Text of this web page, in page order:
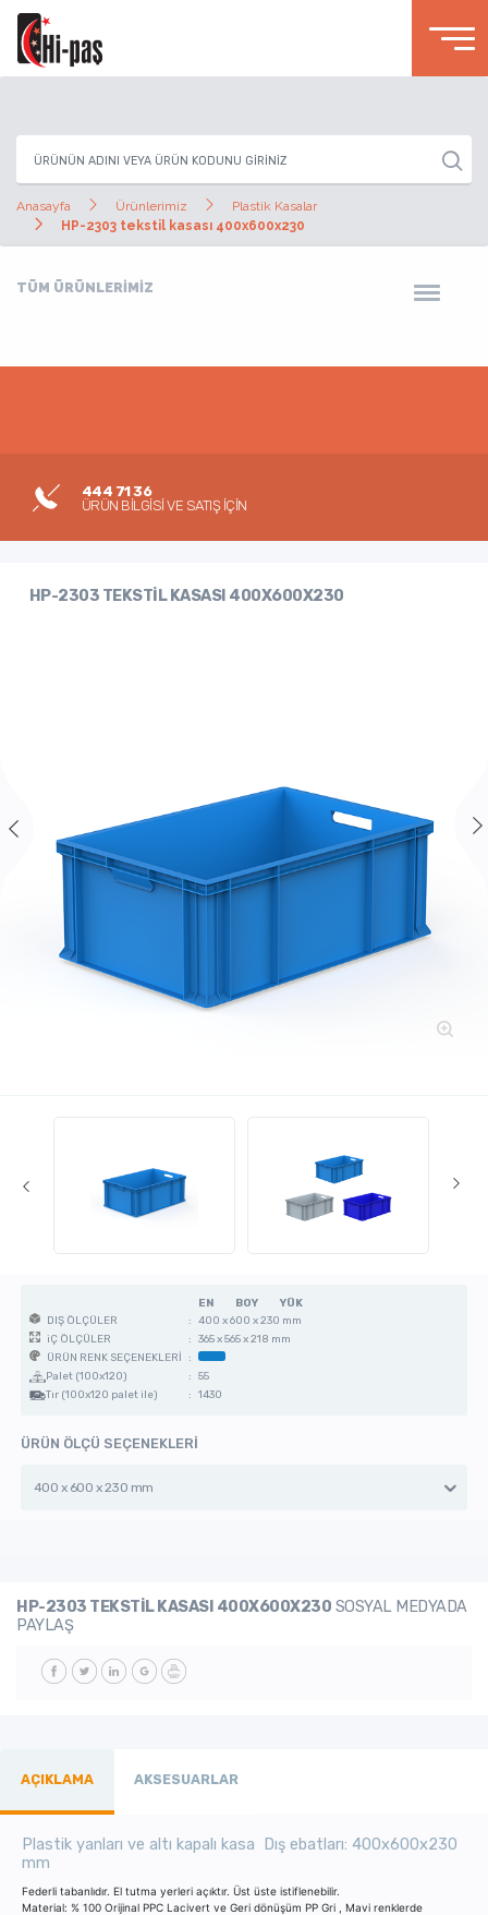
Anasayfa Ürünlerimiz
Plastik Kasalar
HP-2303 tekstil kasası 400x600x230
TÜM ÜRÜNLERİMİZ
444 71 36
ÜRÜN BİLGİSİ VE SATIŞ İÇİN
HP-2303 TEKSTİL KASASI 400X600X230
EN BOY
YÜK
DIŞ ÖLÇÜLER
: 400 x 600 x 230 mm
iÇ ÖLÇÜLER
: 365 x 565 x 218 mm
ÜRÜN RENK SEÇENEKLERİ :
Palet (100x120)
: 55
Tır (100x120 palet ile)
: 1430
ÜRÜN ÖLÇÜ SEÇENEKLERİ
400 x 600 x 230 mm
HP-2303 TEKSTİL KASASI 400X600X230 SOSYAL MEDYADA
PAYLAŞ
AÇIKLAMA AKSESUARLAR
Plastik yanları ve altı kapalı kasa Dış ebatları: 400x600x230
mm
Federli tabanlıdır. El tutma yerleri açıktır. Üst üste istiflenebilir.
Material: % 100 Orijinal PPC Lacivert ve Geri dönüşüm PP Gri , Mavi renklerde